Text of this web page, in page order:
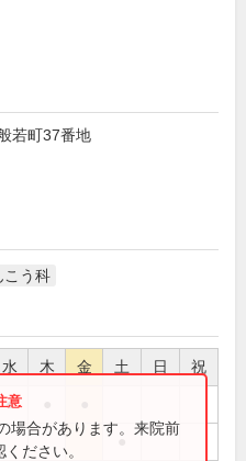
若町37番地
こう科
水 木 金 土 日 祝
●
●
場合があります。来院前
ださい。